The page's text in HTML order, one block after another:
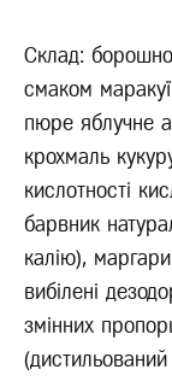
Склад:
смаком
пюре яблучне
крохмаль
кислотності
барвник
калію),
вибілені
змінних
(дистильований